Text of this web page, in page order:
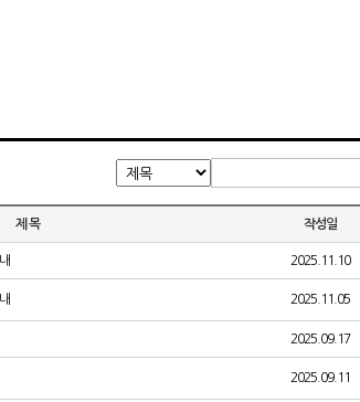
제 목 작성일
2025.11.10
2025.11.05
2025.09.17
2025.09.11